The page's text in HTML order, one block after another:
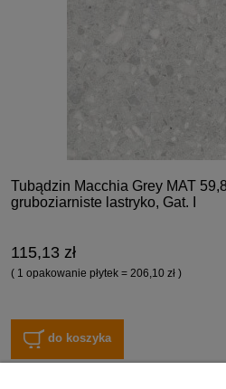
Tubądzin Macchia Grey MAT
gruboziarniste lastryko, Gat. I
115,13 zł
( 1 opakowanie płytek = 206,10 zł )
do koszyka